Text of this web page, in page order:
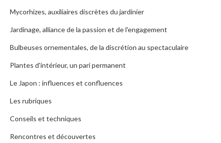
Mycorhizes, auxiliaires discrètes du jardinier
Jardinage, alliance de la passion et de l'engagement
Bulbeuses ornementales, de la discrétion au spectaculaire
Plantes d'intérieur, un pari permanent
Le Japon : influences et confluences
Les rubriques
Conseils et techniques
Rencontres et découvertes